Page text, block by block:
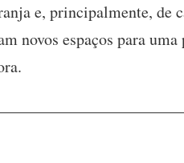
e, principalmente, de
novos espaços para